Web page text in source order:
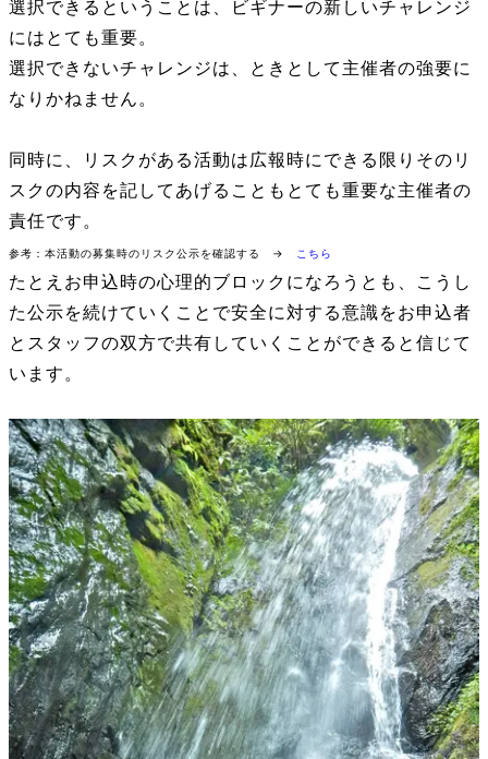
選択できるということは、ビギナーの新しいチャレンジ
にはとても重要。
選択できないチャレンジは、ときとして主催者の強要に
なりかねません。
同時に、リスクがある活動は広報時にできる限りそのリ
スクの内容を記してあげることもとても重要な主催者の
責任です。
参考：本活動の募集時のリスク公示を確認する → こちら
たとえお申込時の心理的ブロックになろうとも、こうし
た公示を続けていくことで安全に対する意識をお申込者
とスタッフの双方で共有していくことができると信じて
います。